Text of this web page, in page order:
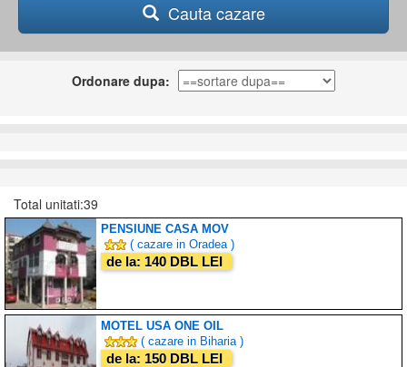
Cauta cazare
Ordonare dupa:
Total unitati:39
PENSIUNE CASA MOV
( cazare in Oradea )
de la: 140 DBL LEI
MOTEL USA ONE OIL
( cazare in Biharia )
de la: 150 DBL LEI